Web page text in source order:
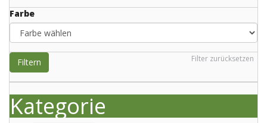
Farbe
Filter zurücksetzen
Filtern
Kategorie